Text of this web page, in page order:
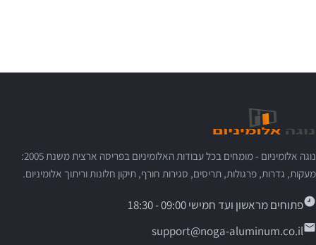
נוגה אלומיניום - מומחים בכל עבודות האלומיניום בפריסה ארצית משנת 2005:
מעקות, גדרות, פרגולות, תריסים, סגירות חורף, תיקון חלונות וריתוך אלומיניום.
פתוחים מראשון ועד חמישי 09:00 - 18:30
support@noga-aluminum.co.il